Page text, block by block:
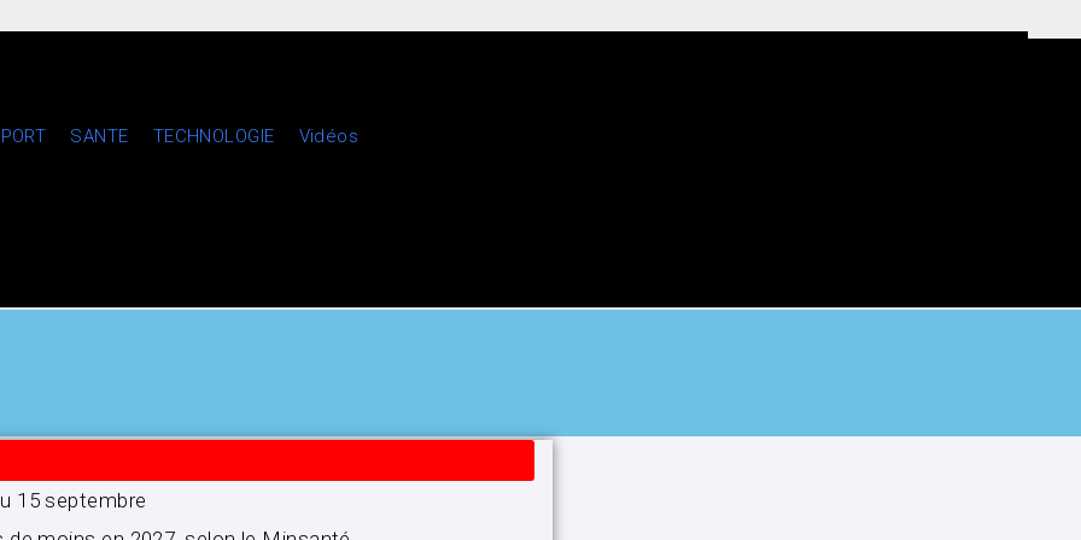
SANTE TECHNOLOGIE
Vidéos
15 septembre